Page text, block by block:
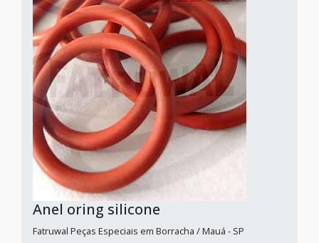
Anel oring silicone
Fatruwal Peças Especiais em Borracha / Mauá - SP